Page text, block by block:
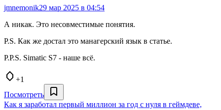
jmnemonik29 мар 2025 в 04:54
А никак. Это несовместимые понятия.
P.S. Как же достал это манагерский язык в статье.
P.P.S. Simatic S7 - наше всё.
+1
Посмотреть
Как я заработал первый миллион за год с нуля в геймдеве,